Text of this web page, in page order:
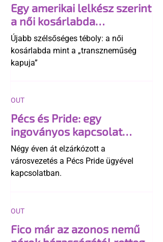
Egy amerikai lelkész szerint
a női kosárlabda
transzneműséghez vezet
Újabb szélsőséges téboly: a női
kosárlabda mint a „transzneműség
kapuja”
Pécs és Pride: egy
ingoványos kapcsolat
története
Négy éven át elzárkózott a
városvezetés a Pécs Pride ügyével
kapcsolatban.
OUT
Fico már az azonos nemű
OUT